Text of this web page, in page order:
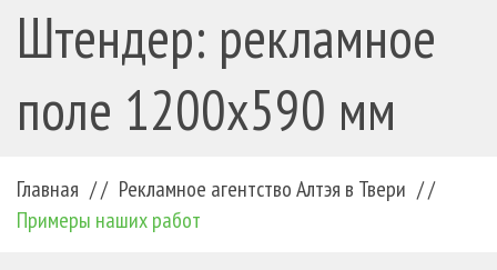
Штендер: рекламное
поле 1200х590 мм
Главная / / Рекламное агентство Алтэя в Твери / /
Примеры наших работ